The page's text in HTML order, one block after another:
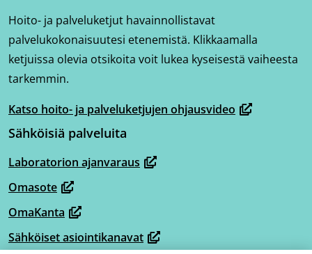
Hoito- ja palveluketjut havainnollistavat
palvelukokonaisuutesi etenemistä. Klikkaamalla
ketjuissa olevia otsikoita voit lukea kyseisestä vaiheesta
tarkemmin.
Katso hoito- ja palveluketjujen ohjausvideo
(avautuu
uuteen
ikkunaan,
toiseen
palveluun)
Sähköisiä palveluita
Laboratorion ajanvaraus
(avautuu
uuteen
ikkunaan,
siirryt
toiseen
Omasote
(avautuu
uuteen
ikkunaan,
OmaKanta
(avautuu
uuteen
Sähköiset asiointikanavat
(avautuu